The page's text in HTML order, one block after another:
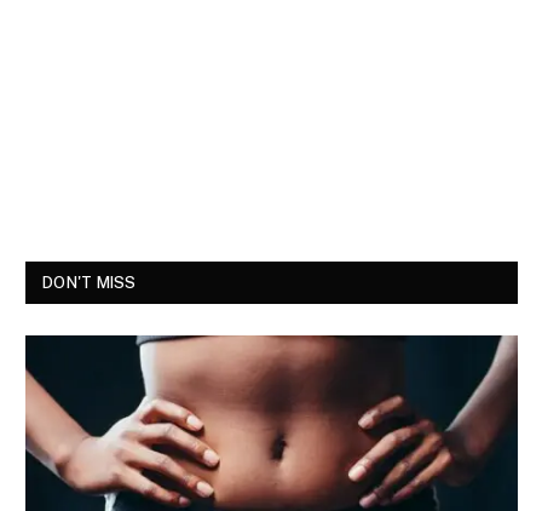
DON'T MISS